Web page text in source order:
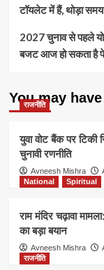
टॉयलेट में हैं, थोड़ा समय
2027 चुनाव से पहले
बजट आज हो सकता है
You may
राजनीति
युवा वोट बैंक पर
चुनावी रणनीति
Avneesh Mishra
National
Spiritual
राम मंदिर चढ़ावा
का बड़ा बयान
Avneesh Mishra
राजनीति